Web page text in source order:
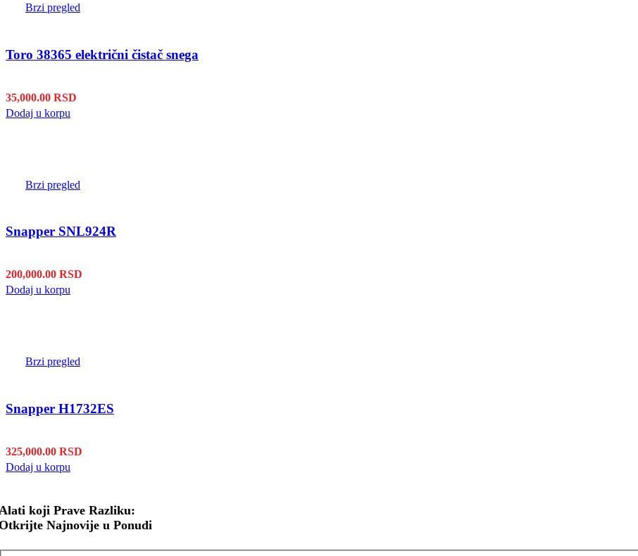
Brzi pregled
Toro 38365 električni čistač snega
35,000.00 RSD
Dodaj u korpu
Brzi pregled
Snapper SNL924R
200,000.00 RSD
Dodaj u korpu
Brzi pregled
Snapper H1732ES
325,000.00 RSD
Dodaj u korpu
koji Prave Razliku:
Najnovije u Ponudi